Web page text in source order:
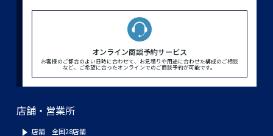
オンライン商談予約サービス
お客様のご都合のよい日時に合わせて、お見積りや用途に合わせた構成のご相談
など、ご希望に合ったオンラインでのご商談予約が可能です。
店舗・営業所
店舗 全国28店舗